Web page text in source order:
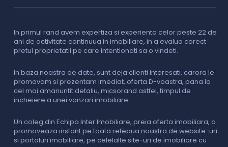
In primul rand avem expertiza si experienta celor peste 22 de
ani de activitate continuua in imobiliare, in a evalua corect
pretul proprietatii pe care intentionati sa o vindeti.
In baza noastra de date, sunt deja clienti interesati, carora le
promovam si prezentam imediat, oferta D-voastra, pana la
cel mai amanuntit detaliu, micsorand astfel, timpul de
incheiere a unei vanzari imobiliare.
Un coleg din Echipa Inter Imobiliare, preia oferta imobiliara, o
promoveaza instant pe toata reteaua noastra de website-uri
si portaluri imobiliare, pe celelalte site-uri de imobiliare cu